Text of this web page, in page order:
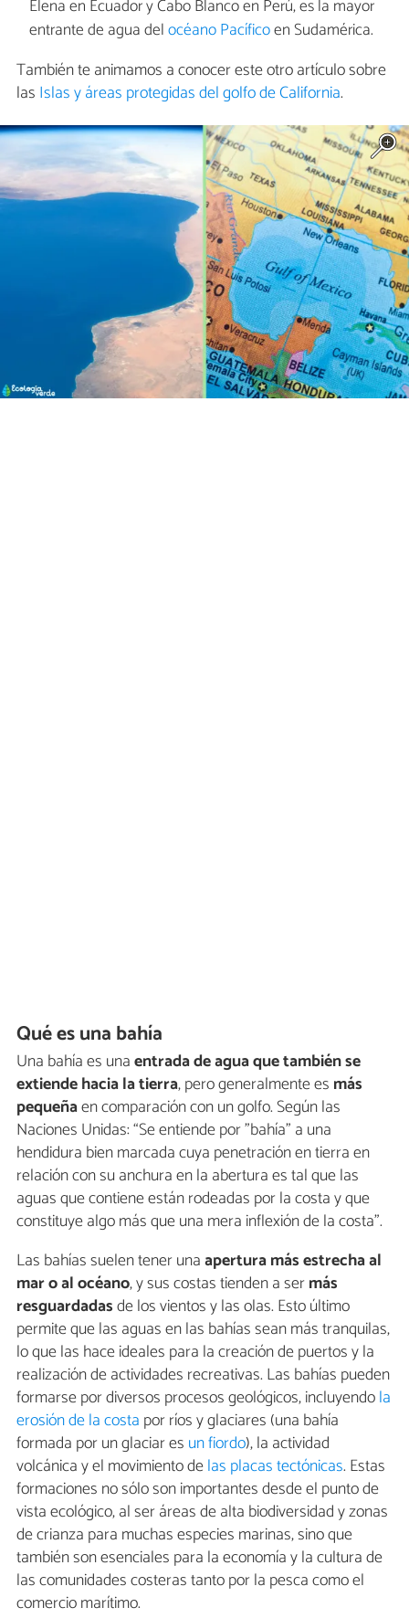
Elena en Ecuador y Cabo Blanco en Perú, es la mayor
entrante de agua delocéano Pacíficoen Sudamérica.
También te animamos a conocer este otro artículo sobre
las Islas y áreas protegidas del golfo de California.
Qué es una bahía
Una bahía es unaentrada de agua que también se
extiende hacia la tierra, pero generalmente es más
pequeñaen comparación con un golfo. Según las
Naciones Unidas: “Se entiende por "bahía" a una
hendidura bien marcada cuya penetración en tierra en
relación con su anchura en la abertura es tal que las
aguas que contiene están rodeadas por la costa y que
constituye algo más que una mera inflexión de la costa”.
Las bahías suelen tener unaapertura más estrecha al
mar o al océano, y sus costas tienden a sermás
resguardadasde los vientos y las olas. Esto último
permite que las aguas en las bahías sean más tranquilas,
lo que las hace ideales para la creación de puertos y la
realización de actividades recreativas. Las bahías pueden
formarse por diversos procesos geológicos, incluyendola
erosión de la costa por ríos y glaciares (una bahía
formada por un glaciar es un fiordo), la actividad
volcánica y el movimiento delas placas tectónicas. Estas
formaciones no sólo son importantes desde el punto de
vista ecológico, al ser áreas de alta biodiversidad y zonas
de crianza para muchas especies marinas, sino que
también son esenciales para la economía y la cultura de
las comunidades costeras tanto por la pesca como el
comercio marítimo.